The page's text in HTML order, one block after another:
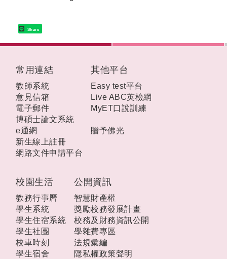
Share
校園生活
教務行事曆
學生系統
學生住宿系統
學生社團
校車時刻
學生宿舍
公開資訊
智慧財產權
獎勵校務發展計畫
校務及財務資訊公開
學雜費專區
法規彙編
隱私權政策聲明
常用連結
教師系統
意見信箱
電子郵件
博碩士論文系統
e通網
新生線上註冊
網路文件申請平台
其他平台
Easy test平台
Live ABC英檢網
MyET口說訓練
贈予佛光